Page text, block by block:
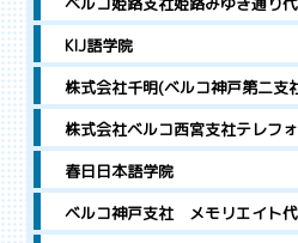
KIJ語学院
株式会社千明(ベルコ神戸第二支
株式会社ベルコ西宮支社テレフ
春日日本語学院
ベルコ神戸支社 メモリエイト